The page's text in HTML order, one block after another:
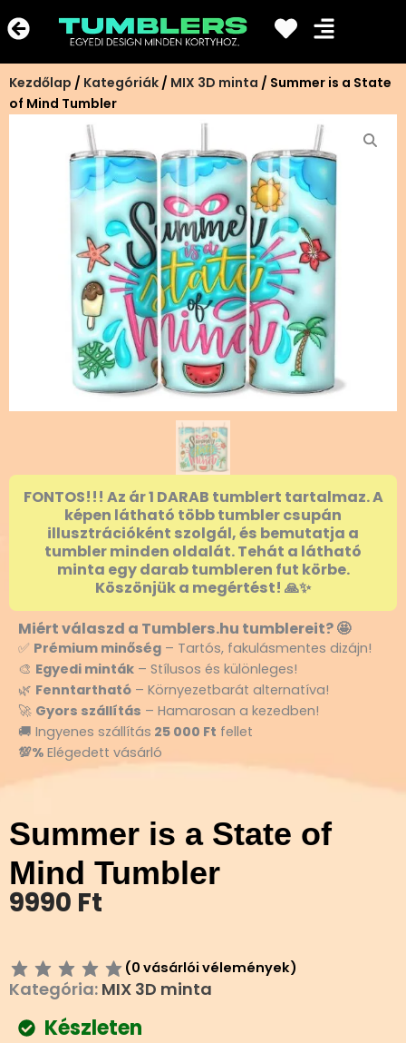
a
tartalomra
Kezdőlap / Kategóriák / MIX 3D minta / Summer is a State
of Mind Tumbler
FONTOS!!! Az ár 1 DARAB tumblert tartalmaz. A
képen látható több tumbler csupán
illusztrációként szolgál, és bemutatja a
tumbler minden oldalát. Tehát a látható
minta egy darab tumbleren fut körbe.
Köszönjük a megértést! 🙏✨
Miért válaszd a Tumblers.hu tumblereit? 🤩
✅ Prémium minőség – Tartós, fakulásmentes dizájn!
🎨 Egyedi minták – Stílusos és különleges!
🌿 Fenntartható – Környezetbarát alternatíva!
🚀 Gyors szállítás – Hamarosan a kezedben!
🚚 Ingyenes szállítás 25 000 Ft fellet
💯% Elégedett vásárló
Summer is a State of
Mind Tumbler
9990 Ft
(0 vásárlói vélemények)
Kategória: MIX 3D minta
Készleten